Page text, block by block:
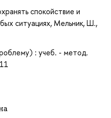
спокойствие и
ситуациях, Мельник, Ш.,
: учеб. - метод.